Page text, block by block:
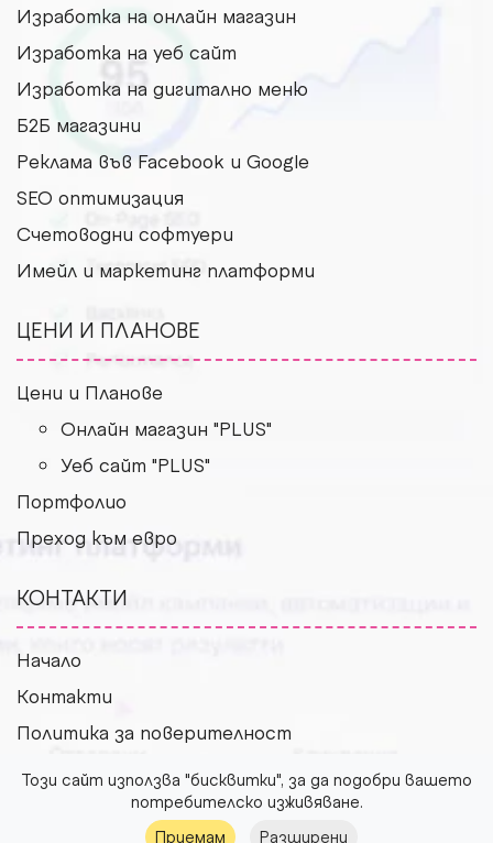
Изработка на онлайн магазин
Изработка на уеб сайт
Изработка на дигитално меню
Б2Б магазини
Рекламa във Facebook и Google
SEO оптимизация
Счетоводни софтуери
Имейл и маркетинг платформи
ЦЕНИ И ПЛАНОВЕ
Цени и Планове
Онлайн магазин "PLUS"
Уеб сайт "PLUS"
Портфолио
Преход към евро
КОНТАКТИ
Начало
Контакти
Политика за поверителност
Условия за ползване
Този сайт използва "бисквитки", за да подобри вашето
потребителско изживяване.
Приемам
Разширени